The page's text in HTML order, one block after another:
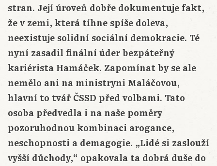
stran. Její úroveň dobře dokumentuje fakt,
že v zemi, která tíhne spíše doleva,
neexistuje solidní sociální demokracie. Té
nyní zasadil finální úder bezpáteřný
kariérista Hamáček. Zapomínat by se ale
nemělo ani na ministryni Maláčovou,
hlavní to tvář ČSSD před volbami. Tato
osoba předvedla i na naše poměry
pozoruhodnou kombinaci arogance,
neschopnosti a demagogie. „Lidé si zaslouží
vyšší důchody,“ opakovala ta dobrá duše do